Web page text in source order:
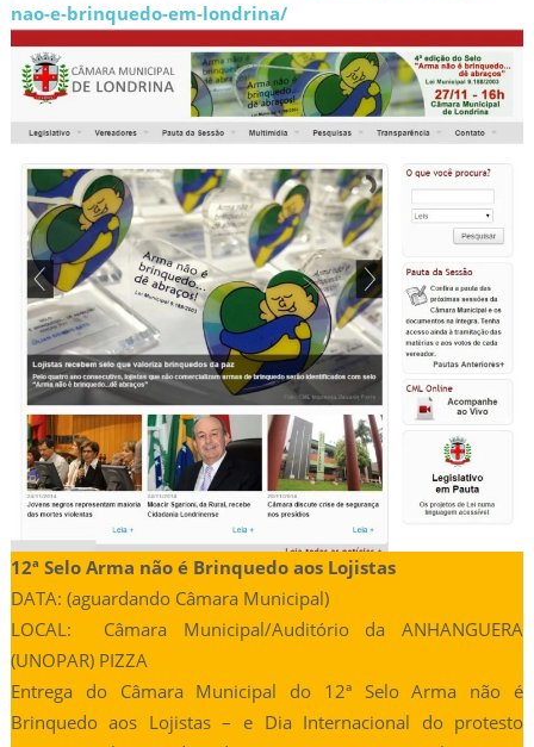
nao-e-brinquedo-em-londrina/
12ª Selo Arma não é Brinquedo aos Lojistas
DATA: (aguardando Câmara Municipal)
LOCAL: Câmara Municipal/Auditório da ANHANGUERA
(UNOPAR) PIZZA
Entrega do Câmara Municipal do 12ª Selo Arma não é
Brinquedo aos Lojistas – e Dia Internacional do protesto